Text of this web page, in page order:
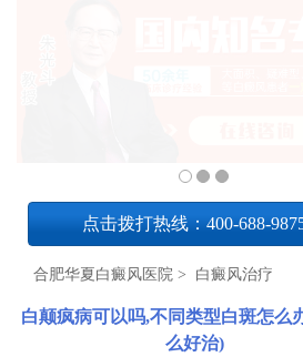
点击拨打热线：400-688-
合肥华夏白癜风医院 > 白癜风治疗
白颠疯病可以吗,不同类型白斑怎么
么好治)